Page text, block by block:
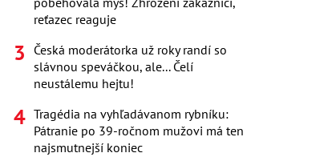
reťazec reaguje
Česká moderátorka už roky randí so
slávnou speváčkou, ale... Čelí
neustálemu hejtu!
Tragédia na vyhľadávanom rybníku:
Pátranie po 39-ročnom mužovi má ten
najsmutnejší koniec